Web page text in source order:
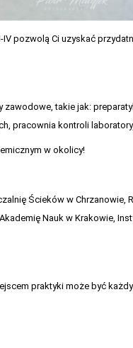
pozwolą Ci uzyskać
takie jak:
pracownia kontroli
w okolicy!
Ścieków w Chrzanowie,
Nauk w Krakowie,
praktyki może być